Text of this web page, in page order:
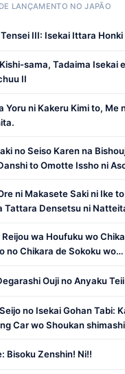
LANÇAMENTO NO JAPÃO
III: Isekai Ittara Honki
sama, Tadaima Isekai e
II
Yoru ni Kakeru Kimi to, Me
no Seiso Karen na
to Omotte Issho ni
ni Makasete Saki ni Ike
Tattara Densetsu ni
wa Houfuku wo
no Chikara de Sokoku wo
Ouji no Anyaku
no Isekai Gohan Tabi:
Car wo Shoukan
Bisoku Zenshin! Ni!!